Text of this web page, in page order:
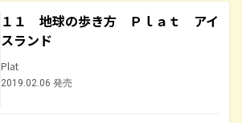
１１ 地球の歩き方 Ｐｌａｔ アイ
スランド
Plat
2019.02.06 発売